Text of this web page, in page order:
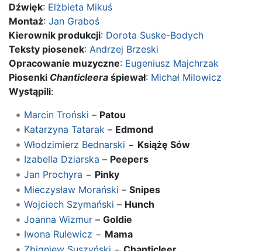
Dźwięk: Elżbieta Mikuś
Montaż: Jan Graboś
Kierownik produkcji: Dorota Suske-Bodych
Teksty piosenek: Andrzej Brzeski
Opracowanie muzyczne: Eugeniusz Majchrzak
Piosenki Chanticleera śpiewał: Michał Milowicz
Wystąpili:
Marcin Troński – Patou
Katarzyna Tatarak– Edmond
Włodzimierz Bednarski − Książę Sów
Izabella Dziarska – Peepers
Jan Prochyra − Pinky
Mieczysław Morański – Snipes
Wojciech Szymański – Hunch
Joanna Wizmur– Goldie
Iwona Rulewicz − Mama